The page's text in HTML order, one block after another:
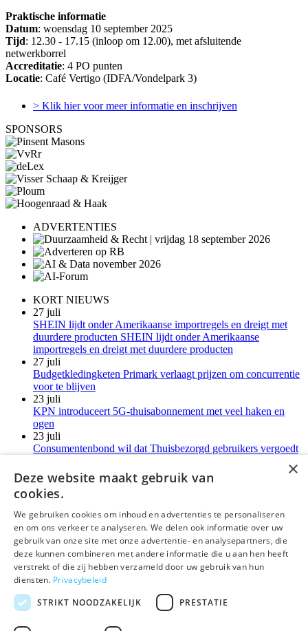
Praktische informatie
Datum: woensdag 10 september 2025
Tijd: 12.30 - 17.15 (inloop om 12.00), met afsluitende
netwerkborrel
Accreditatie: 4 PO punten
Locatie: Café Vertigo (IDFA/Vondelpark 3)
> Klik hier voor meer informatie en inschrijven
SPONSORS
ADVERTENTIES
KORT NIEUWS
27 juli
SHEIN lijdt onder Amerikaanse importregels en dreigt met
duurdere producten SHEIN lijdt onder Amerikaanse
importregels en dreigt met duurdere producten
27 juli
Budgetkledingketen Primark verlaagt prijzen om concurrentie
voor te blijven
23 juli
KPN introduceert 5G-thuisabonnement met veel haken en
ogen
23 juli
Consumentenbond wil dat Thuisbezorgd gebruikers vergoedt
21 juli
LG-monitoren installeren reclamesoftware zonder melding
Meer kort nieuws
deLex
©Uitgeverij deLex
Bezoekadres
Korte Leidsedwarsstraat 12 II
×
Deze website maakt gebruik van
cookies.
We gebruiken cookies om inhoud en advertenties te personaliseren
en om ons verkeer te analyseren. We delen ook informatie over uw
gebruik van onze site met onze advertentie- en analysepartners, die
deze kunnen combineren met andere informatie die u aan hen heeft
verstrekt of die zij hebben verzameld door uw gebruik van hun
diensten. Privacybeleid
STRIKT NOODZAKELIJK
PRESTATIE